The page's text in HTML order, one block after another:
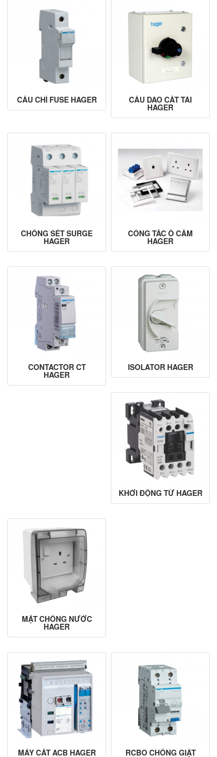
CẦU CHÌ FUSE HAGER CẦU DAO CẮT TẢI
HAGER
CHỐNG SÉT SURGE
HAGER
CÔNG TẮC Ổ CẮM
HAGER
CONTACTOR CT
HAGER
ISOLATOR HAGER
KHỞI ĐỘNG TỪ HAGER
MẶT CHỐNG NƯỚC
HAGER
MÁY CẮT ACB HAGER RCBO CHỐNG GIẬT